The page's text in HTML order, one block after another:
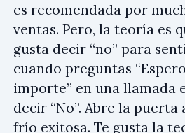
es recomendada por
ventas. Pero, la teoría es
gusta decir “no” para
cuando preguntas
importe” en una llamada
decir “No”. Abre la
frío exitosa. Te gusta la